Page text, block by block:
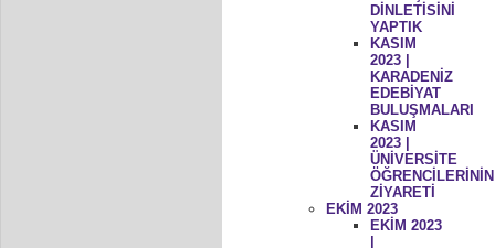
DİNLETİSİNİ
YAPTIK
KASIM
2023 |
KARADENİZ
EDEBİYAT
BULUŞMALARI
KASIM
2023 |
ÜNİVERSİTE
ÖĞRENCİLERİNİN
ZİYARETİ
EKİM 2023
EKİM 2023